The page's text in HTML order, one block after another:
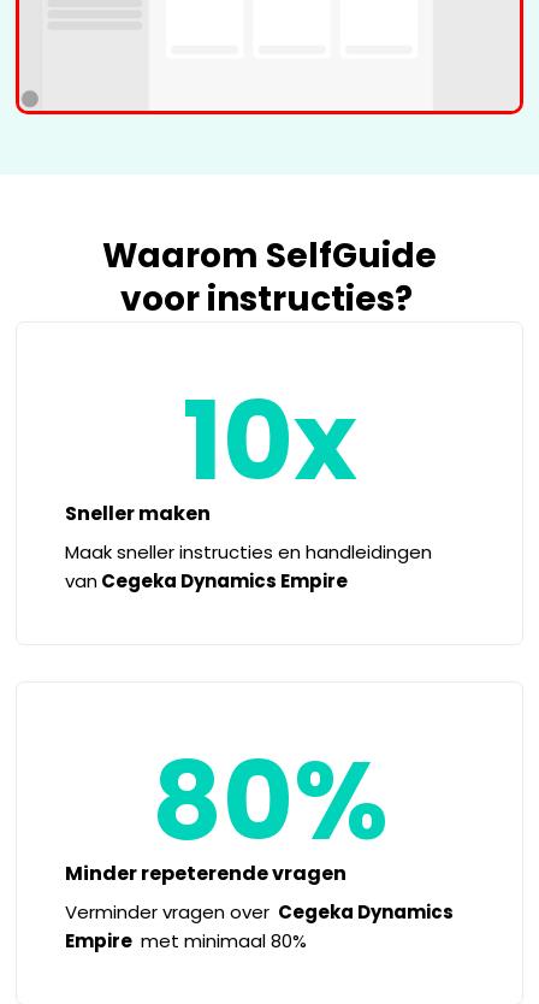
Waarom SelfGuide
voorinstructies?
10x
Sneller maken
Maaksneller instructies en handleidingen
vanCegeka Dynamics Empire
80%
Minder repeterende vragen
Verminder vragen over Cegeka Dynamics
Empire met minimaal 80%